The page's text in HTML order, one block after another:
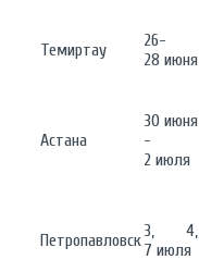
Темиртау
26-
28 июня
Астана
30 июня
-
2 июля
Петропавловск3, 4,
7 июля